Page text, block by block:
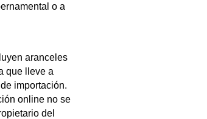
o a
aranceles
que lleve a
importación.
online no se
del